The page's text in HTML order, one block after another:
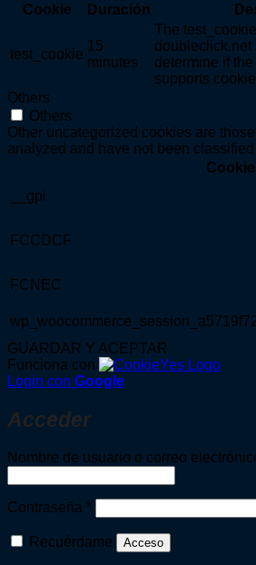
Cookie
Duración
test_cookie
15
minutes
The
doubleclick.net
determine if
supports
Others
Others
Other uncategorized cookies are
analyzed and have not been
Cookie
__gpi
FCCDCF
FCNEC
GUARDAR Y ACEPTAR
Funciona con
Login con Google
Acceder
Nombre de usuario o correo
Contraseña *Obligatorio
Recuérdame Acceso